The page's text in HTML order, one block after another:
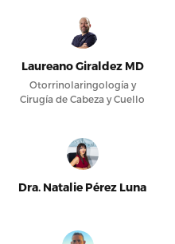
Laureano Giraldez MD
Otorrinolaringología y
Cirugía de Cabeza y Cuello
Dra. Natalie Pérez Luna